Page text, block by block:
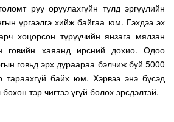
руу оруулахгүйн тулд эргүүлийн
үргээлгэ хийж байгаа юм. Гэхдээ эх
хоцорсон түрүүчийн янзага мялзан
говийн хаяанд ирсний дохио. Одоо
говьд эрх дураараа бэлчиж буй 5000
тараахгүй байх юм. Хэрвээ энэ бүсэд
тэр чигтээ үгүй болох эрсдэлтэй.